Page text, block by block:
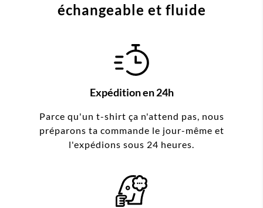
échangeable et fluide
Expédition en 24h
Parce qu'un t-shirt ça n'attend pas, nous
préparons ta commande le jour-même et
l'expédions sous 24 heures.